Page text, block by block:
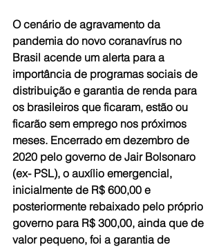
O cenário de agravamento da
pandemia do novo coranavírus no
Brasil acende um alerta para a
importância de programas sociais de
distribuição e garantia de renda para
os brasileiros que ficaram, estão ou
ficarão sem emprego nos próximos
meses. Encerrado em dezembro de
2020 pelo governo de Jair Bolsonaro
(ex- PSL), o auxílio emergencial,
inicialmente de R$ 600,00 e
posteriormente rebaixado pelo próprio
governo para R$ 300,00, ainda que de
valor pequeno, foi a garantia de